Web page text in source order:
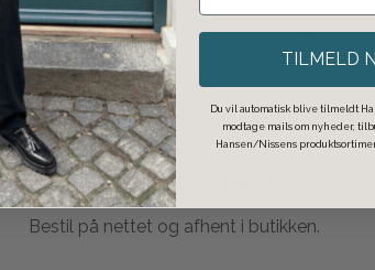
Click & Collect
Bestil på nettet og afhent i butikken.
TILMELD
Du vil automatisk blive tilmeldt
modtage mails om nyheder,
Hansen/Nissens